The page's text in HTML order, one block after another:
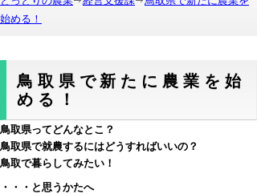
始める！
鳥取県で新たに農業を始
める！
鳥取県ってどんなとこ？
鳥取県で就農するにはどうすればいいの？
鳥取で暮らしてみたい！
・・・と思うかたへ